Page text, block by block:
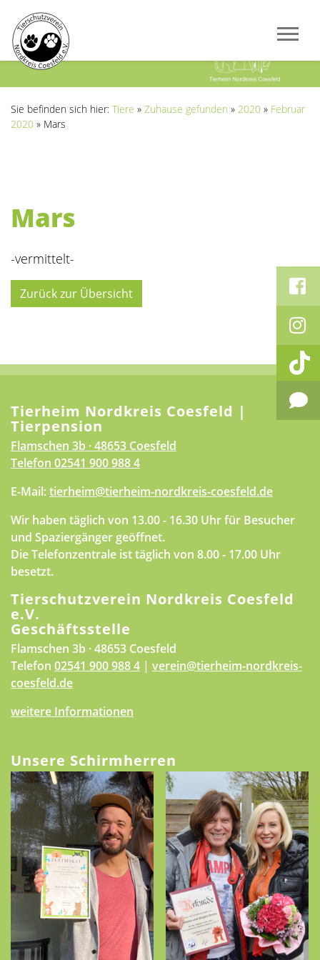
Sie befinden sich hier: Tiere » Zuhause gefunden » 2020 » Februar
2020 » Mars
Mars
-vermittelt-
Zurück zur Übersicht
Tierheim Nordkreis Coesfeld |
Tierpension
Flamschen 3b · 48653 Coesfeld
Telefon 02541 900 988 4
E-Mail:tierheim@tierheim-nordkreis-coesfeld.de
Wir haben täglich von 13.00 - 16.30 Uhr für Besucher
und Spaziergänger geöffnet.
Die Telefonzentrale ist täglich von 8.00 - 17.00 Uhr
besetzt.
Tierschutzverein Nordkreis Coesfeld
e.V.
Geschäftsstelle
Flamschen 3b · 48653 Coesfeld
Telefon 02541 900 988 4 | verein@tierheim-nordkreis-
coesfeld.de
weitere Informationen
Unsere Schirmherren